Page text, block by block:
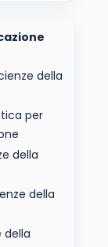
della
per
della
della
della